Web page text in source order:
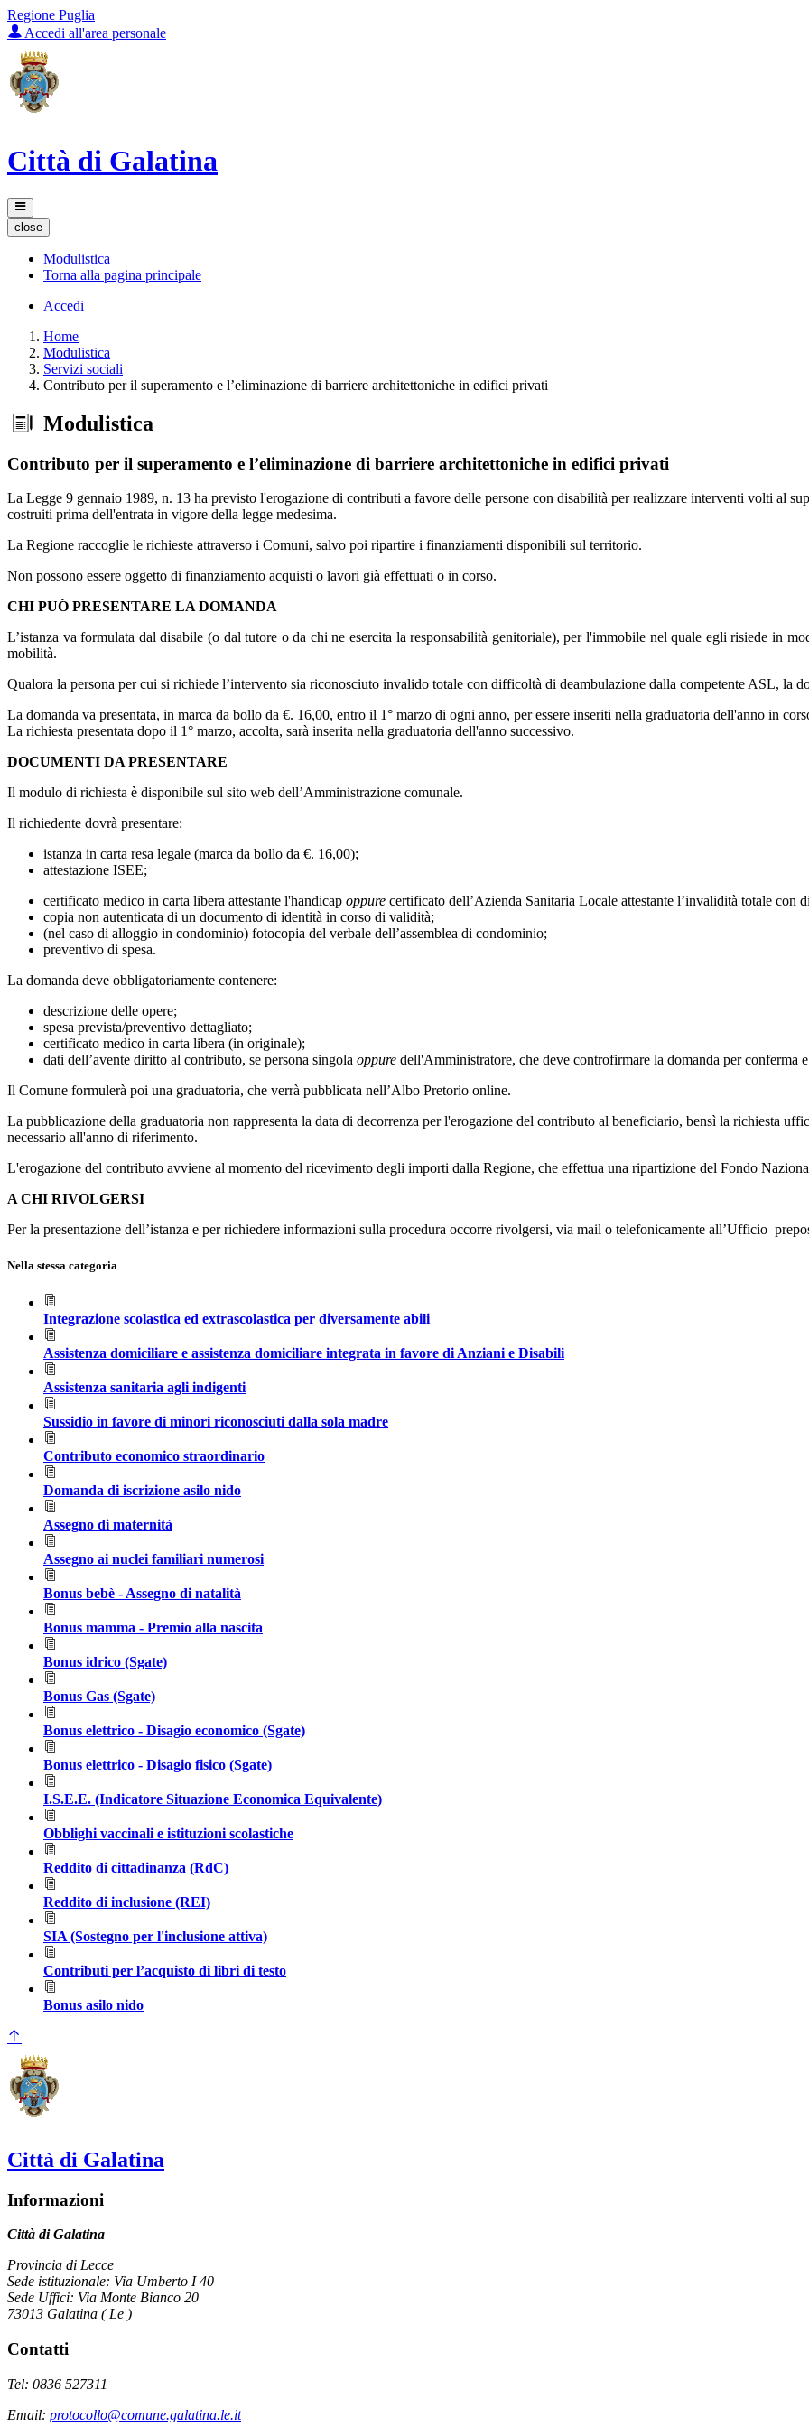
Regione Puglia
Accedi all'area personale
Città di Galatina
close
Modulistica
Torna alla pagina principale
Accedi
Home
Modulistica
Servizi sociali
Contributo per il superamento e l’eliminazione di barriere architettoniche in edifici privati
Modulistica
Contributo per il superamento e l’eliminazione di barriere architettoniche in edifici privati
La Legge 9 gennaio 1989, n. 13 ha previsto l'erogazione di contributi a favore delle persone con disabilità per realizzare interventi volti al
costruiti prima dell'entrata in vigore della legge medesima.
La Regione raccoglie le richieste attraverso i Comuni, salvo poi ripartire i finanziamenti disponibili sul territorio.
Non possono essere oggetto di finanziamento acquisti o lavori già effettuati o in corso.
CHI PUÒ PRESENTARE LA DOMANDA
L’istanza va formulata dal disabile (o dal tutore o da chi ne esercita la responsabilità genitoriale), per l'immobile nel quale egli risiede in
mobilità.
Qualora la persona per cui si richiede l’intervento sia riconosciuto invalido totale con difficoltà di deambulazione dalla competente ASL, la
La domanda va presentata, in marca da bollo da €. 16,00, entro il 1° marzo di ogni anno, per essere inseriti nella graduatoria dell'anno in
La richiesta presentata dopo il 1° marzo, accolta, sarà inserita nella graduatoria dell'anno successivo.
DOCUMENTI DA PRESENTARE
Il modulo di richiesta è disponibile sul sito web dell’Amministrazione comunale.
Il richiedente dovrà presentare:
istanza in carta resa legale (marca da bollo da €. 16,00);
attestazione ISEE;
certificato medico in carta libera attestante l'handicap oppure certificato dell’Azienda Sanitaria Locale attestante l’invalidità totale con
copia non autenticata di un documento di identità in corso di validità;
(nel caso di alloggio in condominio) fotocopia del verbale dell’assemblea di condominio;
preventivo di spesa.
La domanda deve obbligatoriamente contenere:
descrizione delle opere;
spesa prevista/preventivo dettagliato;
certificato medico in carta libera (in originale);
dati dell’avente diritto al contributo, se persona singola oppure dell'Amministratore, che deve controfirmare la domanda per conferma
Il Comune formulerà poi una graduatoria, che verrà pubblicata nell’Albo Pretorio online.
La pubblicazione della graduatoria non rappresenta la data di decorrenza per l'erogazione del contributo al beneficiario, bensì la richiesta
necessario all'anno di riferimento.
L'erogazione del contributo avviene al momento del ricevimento degli importi dalla Regione, che effettua una ripartizione del Fondo
A CHI RIVOLGERSI
Per la presentazione dell’istanza e per richiedere informazioni sulla procedura occorre rivolgersi, via mail o telefonicamente all’Ufficio
Nella stessa categoria
Integrazione scolastica ed extrascolastica per diversamente abili
Assistenza domiciliare e assistenza domiciliare integrata in favore di Anziani e Disabili
Assistenza sanitaria agli indigenti
Sussidio in favore di minori riconosciuti dalla sola madre
Contributo economico straordinario
Domanda di iscrizione asilo nido
Assegno di maternità
Assegno ai nuclei familiari numerosi
Bonus bebè - Assegno di natalità
Bonus mamma - Premio alla nascita
Bonus idrico (Sgate)
Bonus Gas (Sgate)
Bonus elettrico - Disagio economico (Sgate)
Bonus elettrico - Disagio fisico (Sgate)
I.S.E.E. (Indicatore Situazione Economica Equivalente)
Obblighi vaccinali e istituzioni scolastiche
Reddito di cittadinanza (RdC)
Reddito di inclusione (REI)
SIA (Sostegno per l'inclusione attiva)
Contributi per l’acquisto di libri di testo
Bonus asilo nido
Città di Galatina
Informazioni
Città di Galatina
Provincia di Lecce
Sede istituzionale: Via Umberto I 40
Sede Uffici: Via Monte Bianco 20
73013 Galatina ( Le )
Contatti
Tel: 0836 527311
Email: protocollo@comune.galatina.le.it